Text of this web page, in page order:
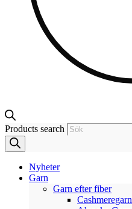
Products search
Nyheter
Garn
Garn efter fiber
Cashmeregarn